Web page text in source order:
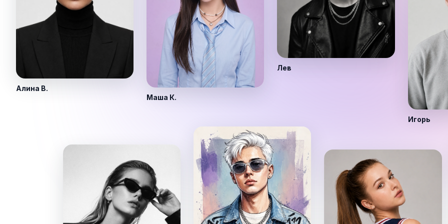
Алина В.
Маша К.
Лев
Игорь